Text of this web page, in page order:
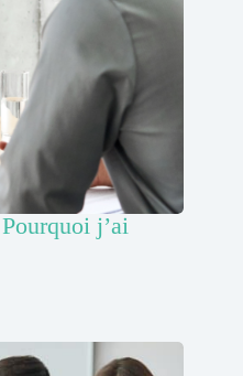
j’ai